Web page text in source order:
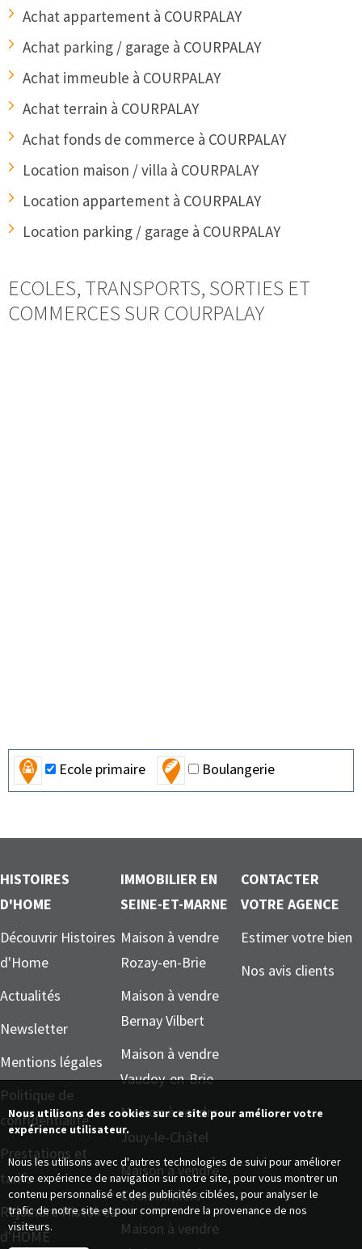
Achat appartement à COURPALAY
Achat parking / garage à COURPALAY
Achat immeuble à COURPALAY
Achat terrain à COURPALAY
Achat fonds de commerce à COURPALAY
Location maison / villa à COURPALAY
Location appartement à COURPALAY
Location parking / garage à COURPALAY
ECOLES, TRANSPORTS, SORTIES ET
COMMERCES SUR COURPALAY
Ecole primaire Boulangerie
HISTOIRES
D'HOME
Découvrir Histoires
d'Home
Actualités
Newsletter
Mentions légales
Politique de
confidentialité
Prestations et
tarifs
Rejoindre Histoires
d'HOME
IMMOBILIER EN
SEINE-ET-MARNE
Maison à vendre
Rozay-en-Brie
Maison à vendre
Bernay Vilbert
Maison à vendre
Vaudoy-en-Brie
Maison à vendre
Jouy-le-Châtel
Maison à vendre
Coulommiers
Maison à vendre
CONTACTER
VOTRE AGENCE
Estimer votre bien
Nos avis clients
Nous utilisons des cookies sur ce site pour améliorer votre
expérience utilisateur.
Nous les utilisons avec d'autres technologies de suivi pour améliorer
votre expérience de navigation sur notre site, pour vous montrer un
contenu personnalisé et des publicités ciblées, pour analyser le
trafic de notre site et pour comprendre la provenance de nos
visiteurs.